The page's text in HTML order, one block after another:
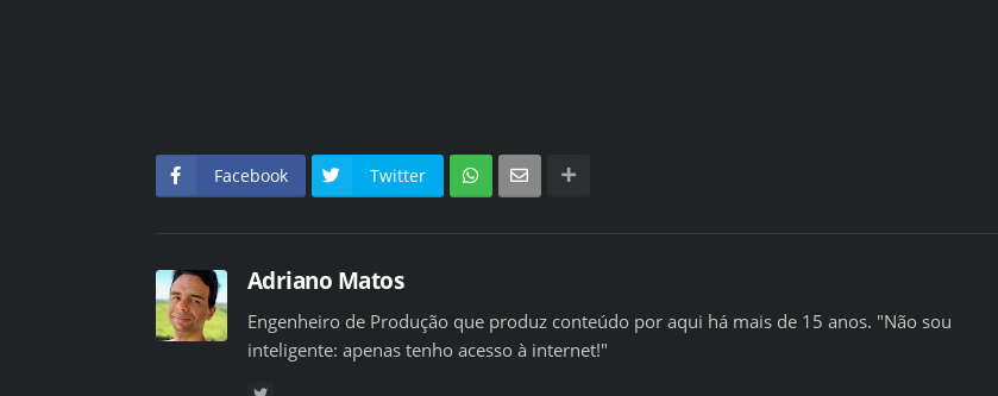
Facebook Twitter
Adriano Matos
Engenheiro de Produção que produz conteúdo por aqui há mais de 15 anos. "Não sou
inteligente: apenas tenho acesso à internet!"